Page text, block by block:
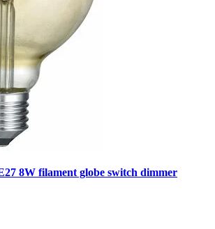
8W filament globe switch dimmer